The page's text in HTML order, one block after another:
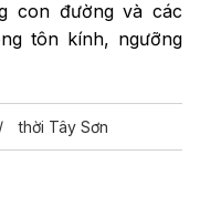
con đường và các
tôn kính, ngưỡng
thời Tây Sơn